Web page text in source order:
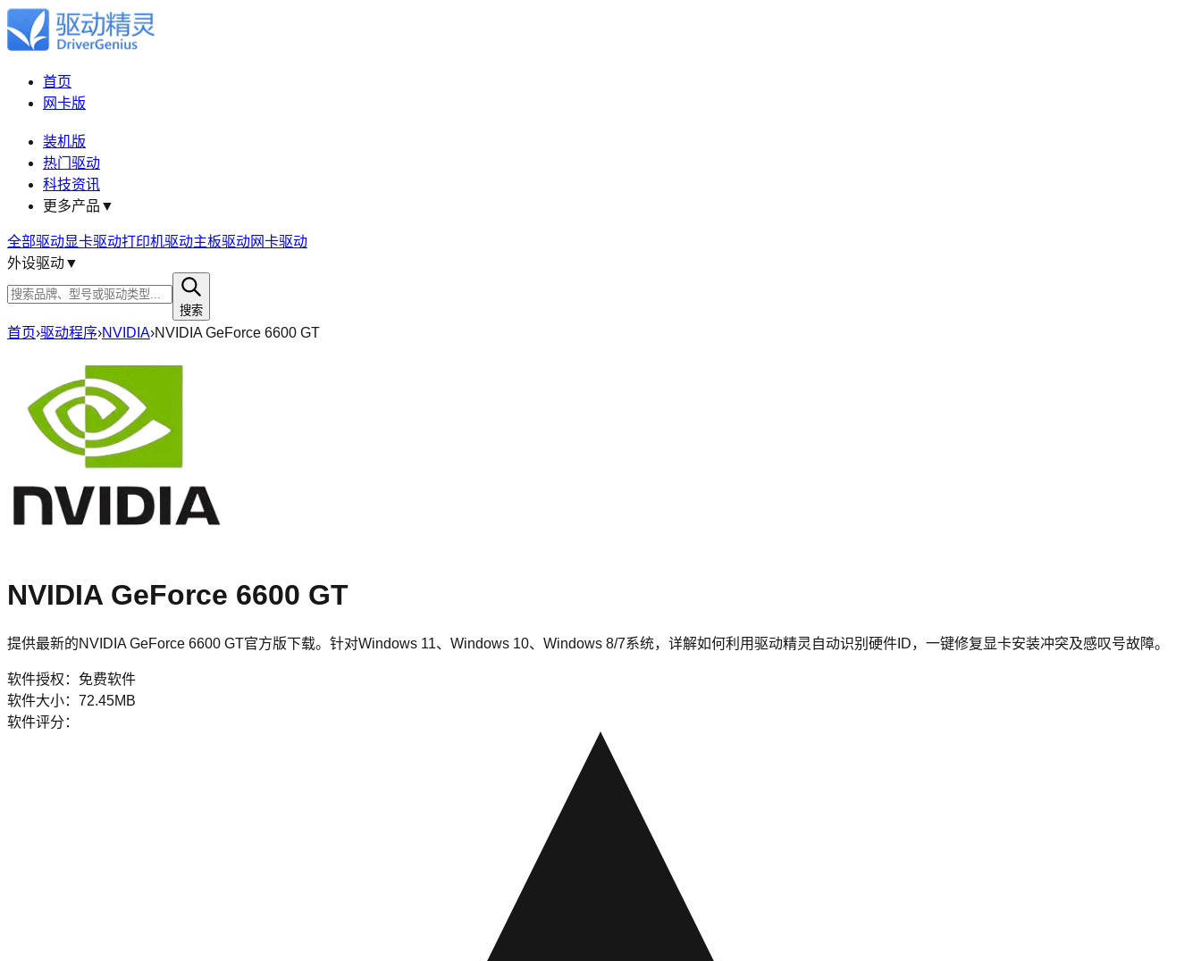
首页
网卡版
装机版
热门驱动
科技资讯
更多产品 ▼
全部驱动显卡驱动打印机驱动主板驱动网卡驱动
外设驱动▼
搜索
首页›驱动程序›NVIDIA›NVIDIA GeForce 6600 GT
NVIDIA GeForce 6600 GT
提供最新的NVIDIA GeForce 6600 GT官方版下载。针对Windows 11、Windows 10、Windows 8/7系统，详解如何利用驱动精灵自动识别硬件ID，一键修复显卡安装冲突及感叹号故障。
软件授权： 免费软件
软件大小： 72.45MB
软件评分：